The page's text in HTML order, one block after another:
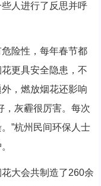
人进行了反思并呼
险性，每年春节都
更具安全隐患，不
，燃放烟花还影响
，灰霾很厉害。每次
”杭州民间环保人士
大会共制造了260余